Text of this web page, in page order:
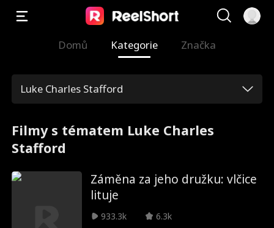
Domů Kategorie Značka
Luke Charles Stafford
Filmy s tématem Luke Charles
Stafford
Záměna za jeho družku: vlčice
lituje
933.3k
6.3k